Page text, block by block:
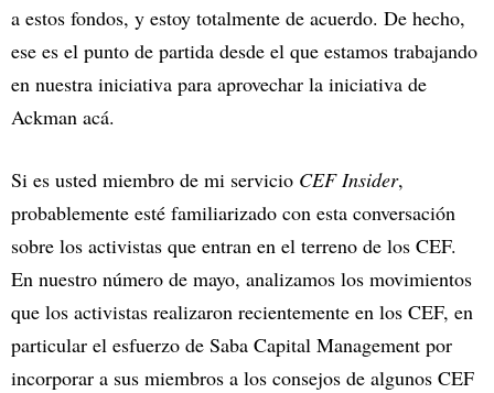
a estos fondos, y estoy totalmente de acuerdo. De hecho,
ese es el punto de partida desde el que estamos trabajando
en nuestra iniciativa para aprovechar la iniciativa de
Ackman acá.
Si es usted miembro de mi servicio CEF Insider,
probablemente esté familiarizado con esta conversación
sobre los activistas que entran en el terreno de los CEF.
En nuestro número de mayo, analizamos los movimientos
que los activistas realizaron recientemente en los CEF, en
particular el esfuerzo de Saba Capital Management por
incorporar a sus miembros a los consejos de algunos CEF